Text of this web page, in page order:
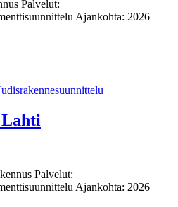
Palvelut:
Ajankohta: 2026
Palvelut:
Ajankohta: 2026